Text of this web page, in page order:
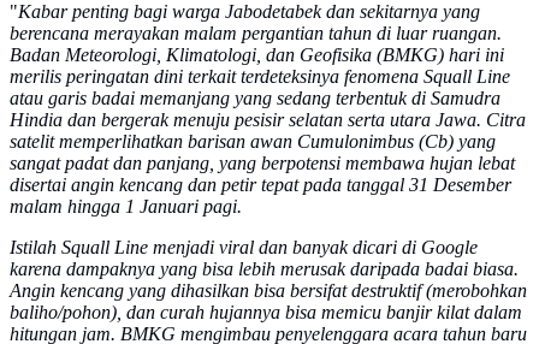
"Kabar penting bagi warga Jabodetabek dan sekitarnya yang
berencana merayakan malam pergantian tahun di luar ruangan.
Badan Meteorologi, Klimatologi, dan Geofisika (BMKG) hari ini
merilis peringatan dini terkait terdeteksinya fenomena Squall Line
atau garis badai memanjang yang sedang terbentuk di Samudra
Hindia dan bergerak menuju pesisir selatan serta utara Jawa. Citra
satelit memperlihatkan barisan awan Cumulonimbus (Cb) yang
sangat padat dan panjang, yang berpotensi membawa hujan lebat
disertai angin kencang dan petir tepat pada tanggal 31 Desember
malam hingga 1 Januari pagi.
Istilah Squall Line menjadi viral dan banyak dicari di Google
karena dampaknya yang bisa lebih merusak daripada badai biasa.
Angin kencang yang dihasilkan bisa bersifat destruktif (merobohkan
baliho/pohon), dan curah hujannya bisa memicu banjir kilat dalam
hitungan jam. BMKG mengimbau penyelenggara acara tahun baru